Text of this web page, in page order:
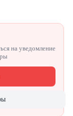
на уведомление